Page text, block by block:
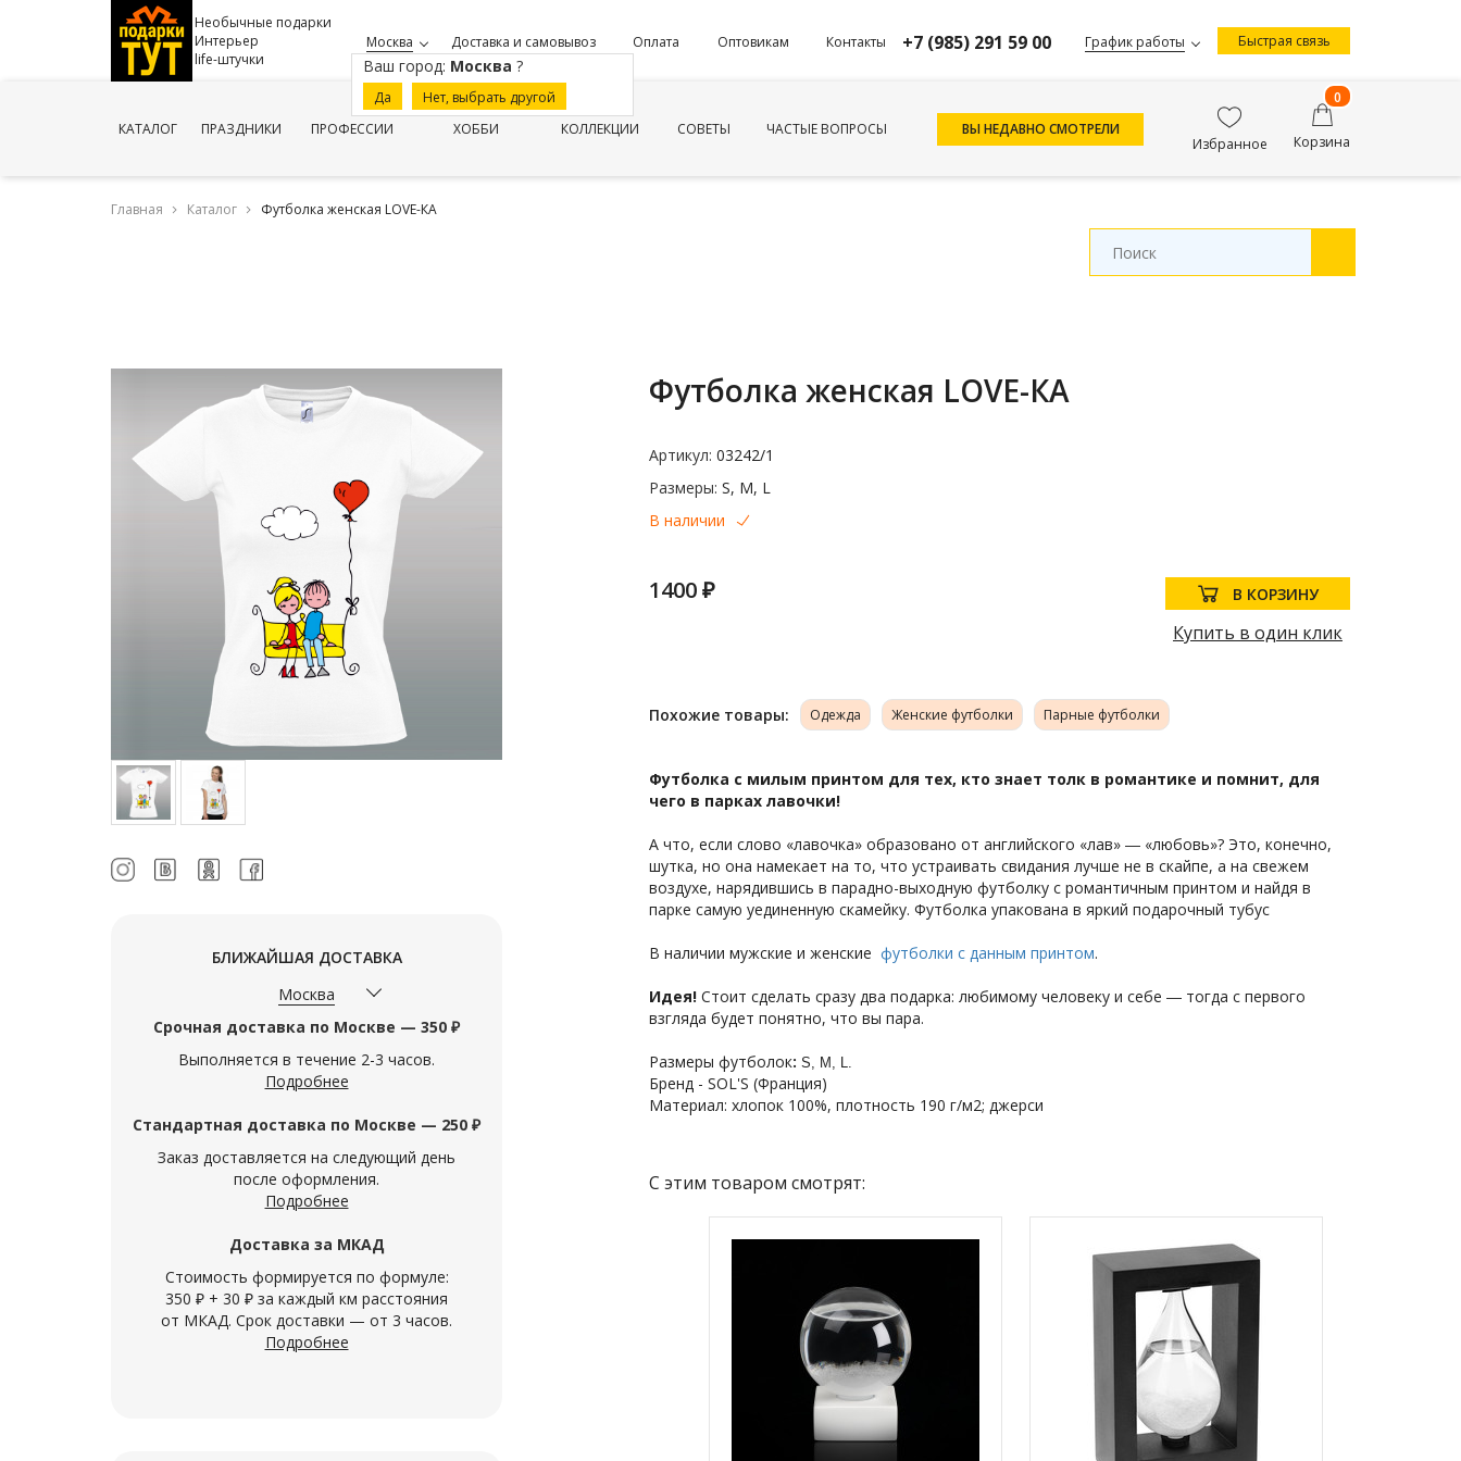
Необычные подарки
Интерьер
life-штучки
Москва
Ваш город: Москва ?
Да Нет, выбрать другой
Доставка и самовывоз Оплата Оптовикам Контакты +7 (985) 291 59 00 График работы Быстрая связь
КАТАЛОГ ПРАЗДНИКИ ПРОФЕССИИ ХОББИ КОЛЛЕКЦИИ СОВЕТЫ ЧАСТЫЕ ВОПРОСЫ
ВЫ НЕДАВНО СМОТРЕЛИ
Избранное
0
Корзина
Главная Каталог Футболка женская LOVE-КА
БЛИЖАЙШАЯ ДОСТАВКА
Москва
Срочная доставка по Москве — 350 ₽
Выполняется в течение 2-3 часов.
Подробнее
Стандартная доставка по Москве — 250 ₽
Заказ доставляется на следующий день
после оформления.
Подробнее
Доставка за МКАД
Стоимость формируется по формуле:
350 ₽ + 30 ₽ за каждый км расстояния
от МКАД. Срок доставки — от 3 часов.
Подробнее
Футболка женская LOVE-КА
Артикул: 03242/1
Размеры: S, M, L
В наличии
1400 ₽ В КОРЗИНУ
Купить в один клик
Похожие товары: Одежда Женские футболки Парные футболки
Футболка с милым принтом для тех, кто знает толк в романтике и помнит, для
чего в парках лавочки!
А что, если слово «лавочка» образовано от английского «лав» ― «любовь»? Это, конечно,
шутка, но она намекает на то, что устраивать свидания лучше не в скайпе, а на свежем
воздухе, нарядившись в парадно-выходную футболку с романтичным принтом и найдя в
парке самую уединенную скамейку. Футболка упакована в яркий подарочный тубус
В наличии мужские и женские футболки с данным принтом.
Идея! Стоит сделать сразу два подарка: любимому человеку и себе ― тогда с первого
взгляда будет понятно, что вы пара.
Размеры футболок: S, M, L.
Бренд - SOL'S (Франция)
Материал: хлопок 100%, плотность 190 г/м2; джерси
С этим товаром смотрят: